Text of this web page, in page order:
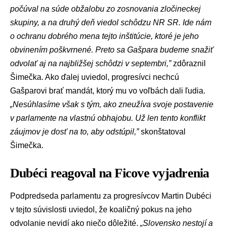
počúval na súde obžalobu zo zosnovania zločineckej
skupiny, a na druhý deň viedol schôdzu NR SR. Ide nám
o ochranu dobrého mena tejto inštitúcie, ktoré je jeho
obvinením poškvrnené. Preto sa Gašpara budeme snažiť
odvolať aj na najbližšej schôdzi v septembri,”zdôraznil
Šimečka. Ako ďalej uviedol, progresívci nechcú
Gašparovi brať mandát, ktorý mu vo voľbách dali ľudia.
„Nesúhlasíme však s tým, ako zneužíva svoje postavenie
v parlamente na vlastnú obhajobu. Už len tento konflikt
záujmov je dosť na to, aby odstúpil,”skonštatoval
Šimečka.
Dubéci reagoval na Ficove vyjadrenia
Podpredseda parlamentu za progresívcov Martin Dubéci
v tejto súvislosti uviedol, že koaličný pokus na jeho
odvolanie nevidí ako niečo dôležité. „Slovensko nestojí a